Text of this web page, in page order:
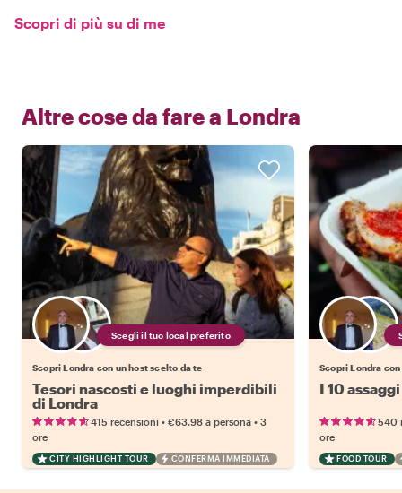
Scopri di più su di me
Altre cose da fare a Londra
Scegli il tuo local preferito
Scopri Londra con un host scelto da te
Tesori nascosti e luoghi imperdibili
di Londra
415 recensioni • €63.98 a persona • 3
ore
CITY HIGHLIGHT TOUR CONFERMA IMMEDIATA
Scopri Londra
I 10
540
ore
FOOD TOUR